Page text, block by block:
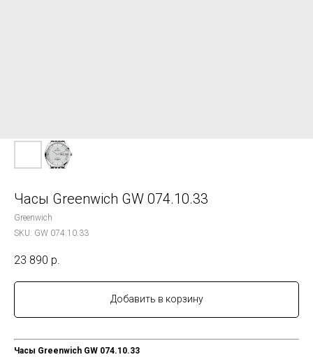
Часы Greenwich GW 074.10.33
Greenwich
SKU: GW 074.10.33
23 890 р.
Добавить в корзину
Часы Greenwich GW 074.10.33